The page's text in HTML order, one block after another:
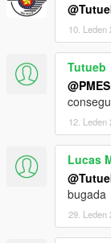
10. Leden
Tutueb
12. Leden
Lucas
bugada
29. Leden